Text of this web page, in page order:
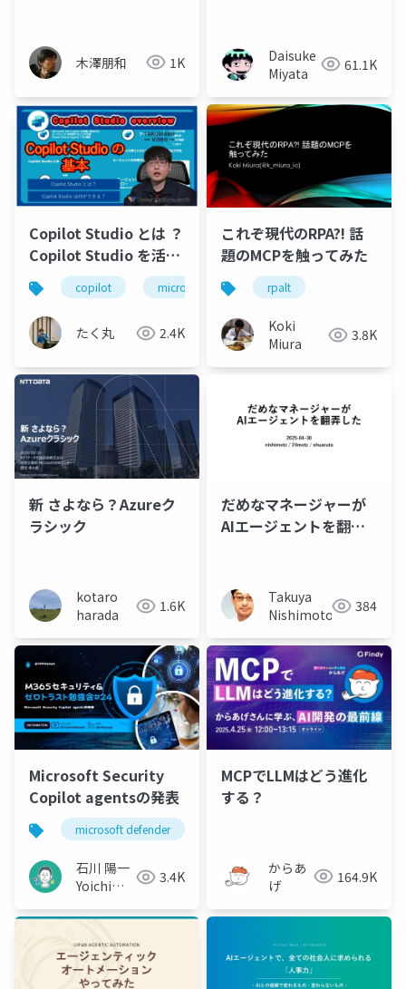
木澤朋和 1K
Daisuke
Miyata
61.1K
Copilot Studio とは ？
Copilot Studio を活用
すると何ができる？
【たく丸工房】
copilot microsoft 365 copilot
たく丸 2.4K
これぞ現代のRPA?! 話
題のMCPを触ってみた
rpalt
Koki
Miura
3.8K
新 さよなら？Azureク
ラシック
kotaro
harada
1.6K
だめなマネージャーが
AIエージェントを翻弄
Takuya
Nishimoto
384
Microsoft Security
Copilot agentsの発表
microsoft defender
石川 陽一
Yoichi
3.4K
MCPでLLMはどう進化
する？
からあ
げ
164.9K